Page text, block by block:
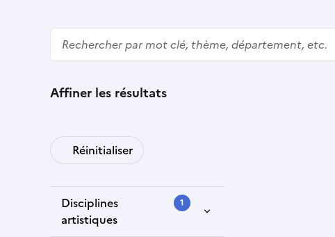
Affiner les résultats
Réinitialiser
Disciplines
artistiques
1